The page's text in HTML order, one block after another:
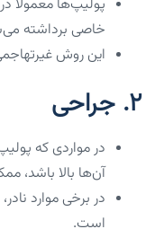
پولیپ‌ها معمولاً
خاصی برداشته
این روش
2. جراحی
در مواردی که
آن‌ها بالا باشد،
در برخی موارد
است.